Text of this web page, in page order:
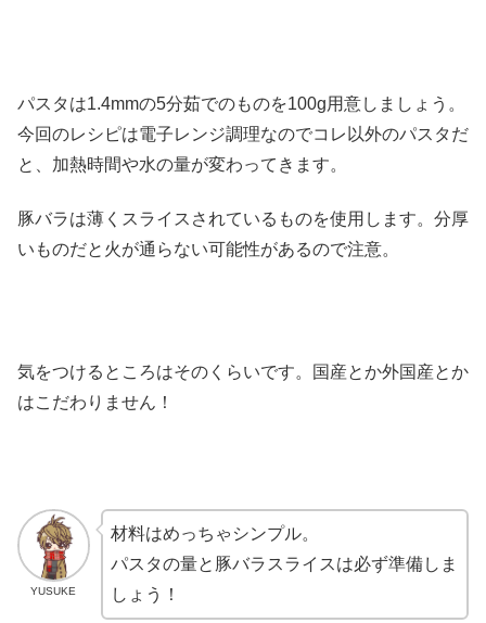
パスタは1.4mmの5分茹でのものを100g用意しましょう。
今回のレシピは電子レンジ調理なのでコレ以外のパスタだ
と、加熱時間や水の量が変わってきます。
豚バラは薄くスライスされているものを使用します。分厚
いものだと火が通らない可能性があるので注意。
気をつけるところはそのくらいです。国産とか外国産とか
はこだわりません！
YUSUKE
材料はめっちゃシンプル。
パスタの量と豚バラスライスは必ず準備しま
しょう！